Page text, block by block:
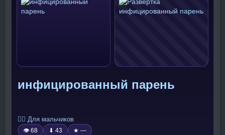
инфицированный парень
🧍‍♂️ Для мальчиков
👁 68 ⬇ 43 ★ —